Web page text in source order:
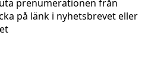
prenumerationen från
på länk i nyhetsbrevet eller